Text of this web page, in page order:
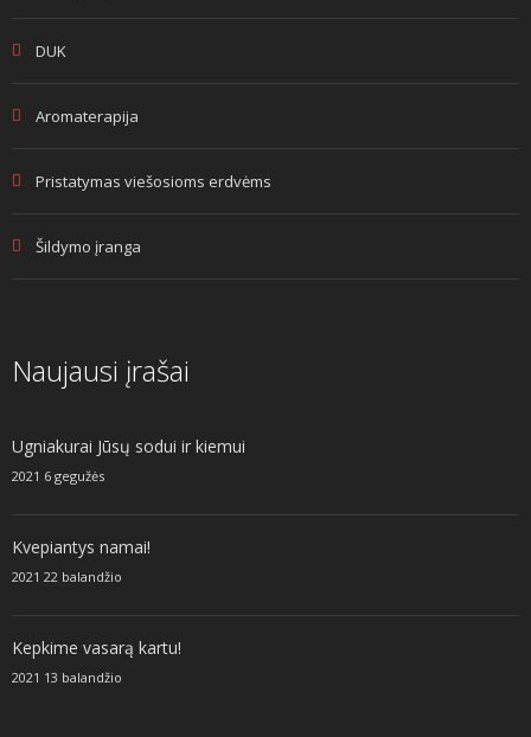
DUK
Aromaterapija
Pristatymas viešosioms erdvėms
Šildymo įranga
Naujausi įrašai
Ugniakurai Jūsų sodui ir kiemui
2021 6 gegužės
Kvepiantys namai!
2021 22 balandžio
Kepkime vasarą kartu!
2021 13 balandžio